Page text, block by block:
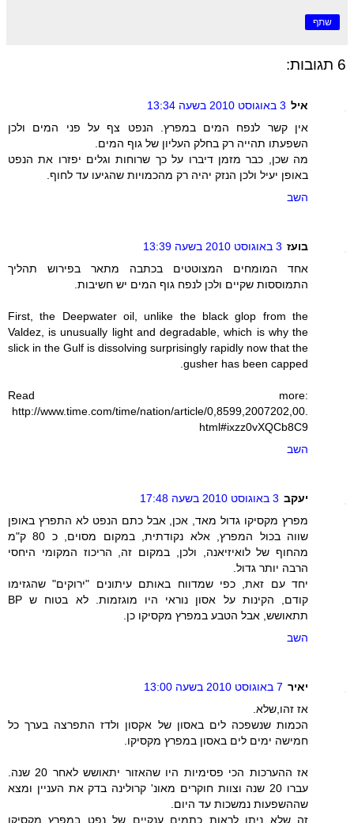
שתף
6 תגובות:
איל 3 באוגוסט 2010 בשעה 13:34
אין קשר לנפח המים במפרץ. הנפט צף על פני המים ולכן
השפעתו תהייה רק בחלק העליון של גוף המים.
מה שכן, כבר מזמן דיברו על כך שרוחות וגלים יפזרו את הנפט
באופן יעיל ולכן הנזק יהיה רק מהכמויות שהגיעו עד לחוף.
השב
בועז 3 באוגוסט 2010 בשעה 13:39
אחד המומחים המצוטטים בכתבה מתאר בפירוש תהליך
התמוססות שקיים ולכן לנפח גוף המים יש חשיבות.
First, the Deepwater oil, unlike the black glop from the
Valdez, is unusually light and degradable, which is why the
slick in the Gulf is dissolving surprisingly rapidly now that the
gusher has been capped.
Read more:
http://www.time.com/time/nation/article/0,8599,2007202,00.
html#ixzz0vXQCb8C9
השב
יעקב 3 באוגוסט 2010 בשעה 17:48
מפרץ מקסיקו גדול מאד, אכן, אבל כתם הנפט לא התפרץ באופן
שווה בכול המפרץ, אלא נקודתית, במקום מסוים, כ 80 ק"מ
מהחוף של לואיזיאנה, ולכן, במקום זה, הריכוז המקומי היחסי
הרבה יותר גדול.
יחד עם זאת, כפי שמדווח באותם עיתונים "ירוקים" שהגזימו
קודם, הקינות על אסון נוראי היו מוגזמות. לא בטוח ש BP
תתאושש, אבל הטבע במפרץ מקסיקו כן.
השב
יאיר 7 באוגוסט 2010 בשעה 13:00
אז זהו,שלא.
הכמות שנשפכה לים באסון של אקסון ולדז התפרצה בערך כל
חמישה ימים לים באסון במפרץ מקסיקו.
אז ההערכות הכי פסימיות היו שהאזור יתאושש לאחר 20 שנה.
עברו 20 שנה וצוות חוקרים מאונ' קרולינה בדק את העניין ומצא
שההשפעות נמשכות עד היום.
זה שלא ניתן לראות כתמים ענקיים של נפט במפרץ מקסיקו